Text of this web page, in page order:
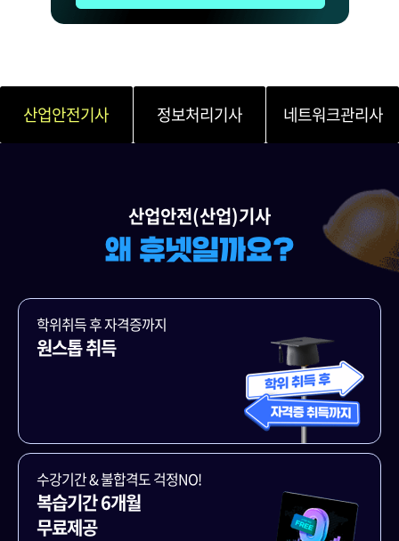
산업안전기사 정보처리기사 네트워크관리사
산업안전(산업)기사
학위취득 후 자격증까지
원스톱 취득
수강기간 & 불합격도 걱정NO!
복습기간 6개월
무료제공